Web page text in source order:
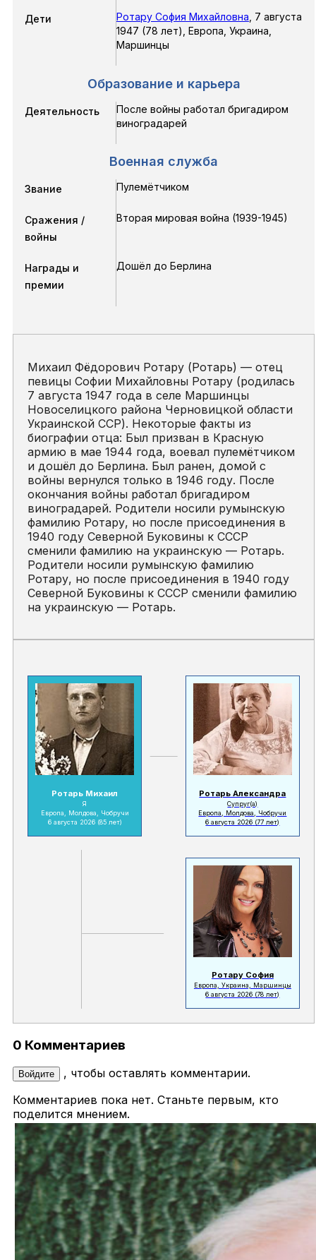
Дети Ротару София Михайловна 7 августа
1947 (78 лет), Европа, Украина,
Маршинцы
Образование и карьера
Деятельность
После войны работал бригадиром
виноградарей
Военная служба
Звание Пулемётчиком
Сражения /
войны
Вторая мировая война (1939-1945)
Награды и
премии
Дошёл до Берлина
Михаил Фёдорович Ротару (Ротарь) — отец
певицы Софии Михайловны Ротару (родилась
7 августа 1947 года в селе Маршинцы
Новоселицкого района Черновицкой области
Украинской ССР). Некоторые факты из
биографии отца: Был призван в Красную
армию в мае 1944 года, воевал пулемётчиком
и дошёл до Берлина. Был ранен, домой с
войны вернулся только в 1946 году. После
окончания войны работал бригадиром
виноградарей. Родители носили румынскую
фамилию Ротару, но после присоединения в
1940 году Северной Буковины к СССР
сменили фамилию на украинскую — Ротарь.
Родители носили румынскую фамилию
Ротару, но после присоединения в 1940 году
Северной Буковины к СССР сменили фамилию
на украинскую — Ротарь.
Ротарь Михаил
Я
Европа, Молдова, Чобручи
6 августа 2026 (85 лет)
Ротарь Александра
Супруг(а)
Европа, Молдова, Чобручи
6 августа 2026 (77 лет)
Ротару София
Европа, Украина, Маршинцы
6 августа 2026 (78 лет)
0 Комментариев
Войдите
, чтобы оставлять комментарии.
Комментариев пока нет. Станьте первым, кто
поделится мнением.